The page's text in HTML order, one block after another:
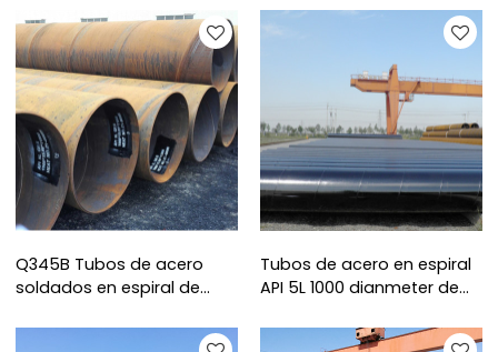
revestimiento de 3PE de
Q345B Tubos de acero
soldados en espiral de
Tubos de acero en espiral
API 5L 1000 dianmeter de